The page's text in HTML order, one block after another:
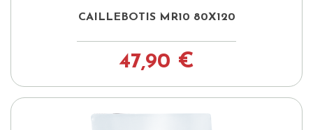
CAILLEBOTIS MR10 80X120
47,90 €